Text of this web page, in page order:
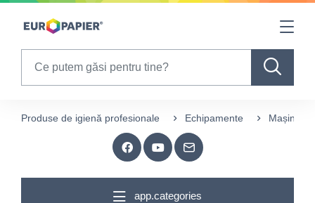
Table Of Content
Produse de igienă profesionale Echipamente Mașini
app.categories